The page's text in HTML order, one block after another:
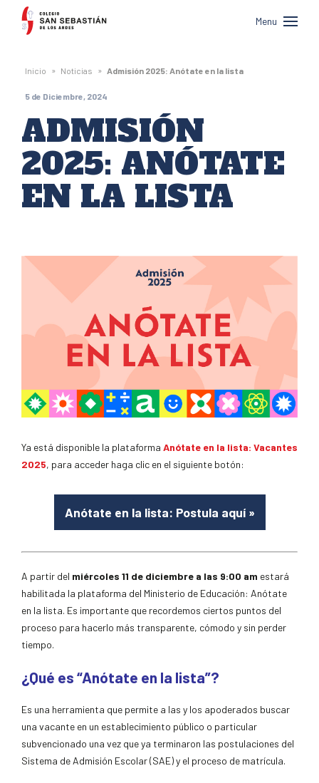
Colegio
San
Sebastián
de
Los
Andes
Menu
Inicio » Noticias » Admisión 2025: Anótate en la lista
5 de Diciembre, 2024
ADMISIÓN
2025: ANÓTATE
EN LA LISTA
Ya está disponible la plataforma Anótate en la lista: Vacantes
2025, para acceder haga clic en el siguiente botón:
Anótate en la lista: Postula aquí »
A partir del miércoles 11 de diciembre a las 9:00 am estará
habilitada la plataforma del Ministerio de Educación: Anótate
en la lista. Es importante que recordemos ciertos puntos del
proceso para hacerlo más transparente, cómodo y sin perder
tiempo.
¿Qué es “Anótate en la lista”?
Es una herramienta que permite a las y los apoderados buscar
una vacante en un establecimiento público o particular
subvencionado una vez que ya terminaron las postulaciones del
Sistema de Admisión Escolar (SAE) y el proceso de matrícula.